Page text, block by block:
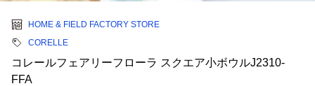
HOME & FIELD FACTORY STORE
CORELLE
コレールフェアリーフローラ スクエア小ボウルJ2310-
FFA